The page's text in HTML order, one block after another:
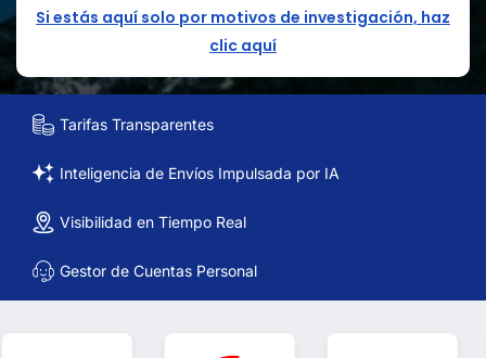
Si estás aquí solo por motivos de investigación, haz
clic aquí
Tarifas Transparentes
Inteligencia de Envíos Impulsada por IA
Visibilidad en Tiempo Real
Gestor de Cuentas Personal